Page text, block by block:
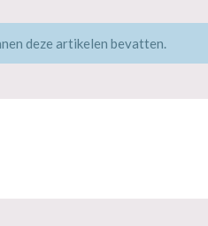
deze artikelen bevatten.